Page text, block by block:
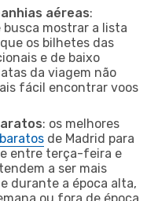
aéreas:
busca mostrar a lista
os bilhetes das
e de baixo
da viagem não
fácil encontrar voos
: os melhores
de Madrid para
entre terça-feira e
a ser mais
durante a época alta,